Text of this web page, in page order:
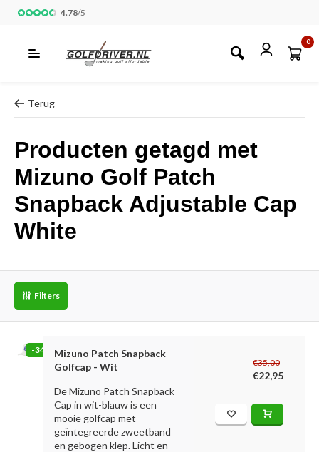
4.78/5
0
Terug
Producten getagd met
Mizuno Golf Patch
Snapback Adjustable Cap
White
Filters
-34%
Mizuno Patch Snapback
Golfcap - Wit
De Mizuno Patch Snapback
Cap in wit-blauw is een
mooie golfcap met
geïntegreerde zweetband
en gebogen klep. Licht en
€35,00
€22,95